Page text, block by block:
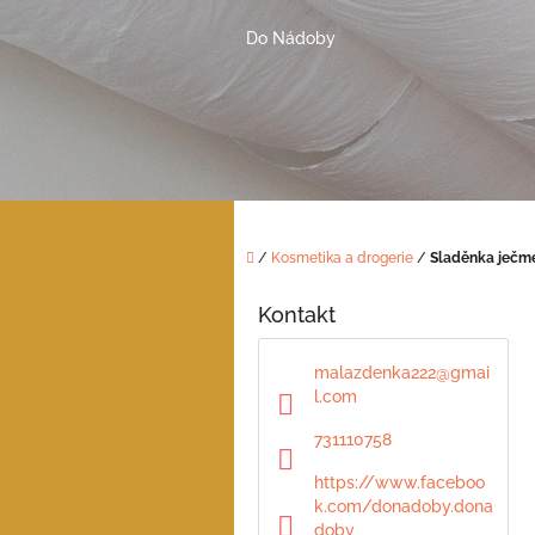
obsah
Do Nádoby
Domů
/ Kosmetika a drogerie / Sladěnka
Kontakt
malazdenka222@gmai
l.com
731110758
https://www.faceboo
k.com/donadoby.dona
doby